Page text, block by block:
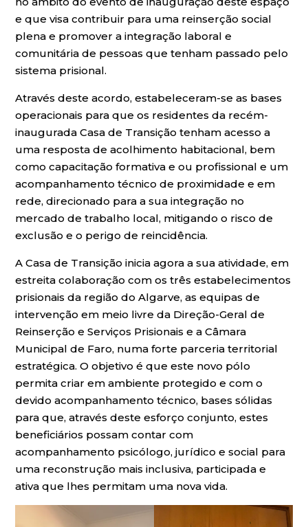
e que visa contribuir para uma reinserção social
plena e promover a integração laboral e
comunitária de pessoas que tenham passado pelo
sistema prisional.
Através deste acordo, estabeleceram-se as bases
operacionais para que os residentes da recém-
inaugurada Casa de Transição tenham acesso a
uma resposta de acolhimento habitacional, bem
como capacitação formativa e ou profissional e um
acompanhamento técnico de proximidade e em
rede, direcionado para a sua integração no
mercado de trabalho local, mitigando o risco de
exclusão e o perigo de reincidência.
A Casa de Transição inicia agora a sua atividade, em
estreita colaboração com os três estabelecimentos
prisionais da região do Algarve, as equipas de
intervenção em meio livre da Direção-Geral de
Reinserção e Serviços Prisionais e a Câmara
Municipal de Faro, numa forte parceria territorial
estratégica. O objetivo é que este novo pólo
permita criar em ambiente protegido e com o
devido acompanhamento técnico, bases sólidas
para que, através deste esforço conjunto, estes
beneficiários possam contar com
acompanhamento psicólogo, jurídico e social para
uma reconstrução mais inclusiva, participada e
ativa que lhes permitam uma nova vida.